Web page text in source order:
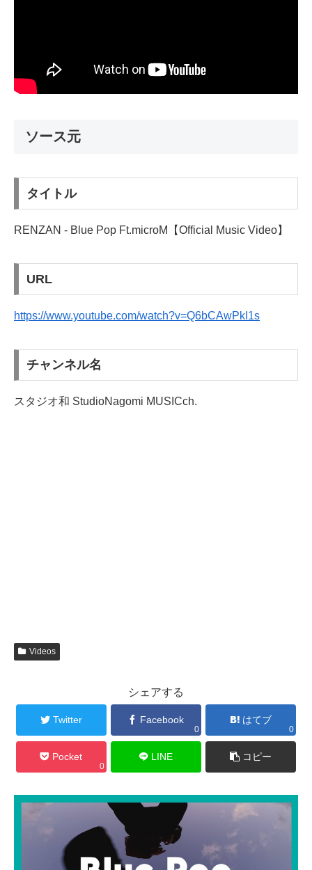
ソース元
タイトル
RENZAN - Blue Pop Ft.microM【Official Music Video】
URL
https://www.youtube.com/watch?v=Q6bCAwPkI1s
チャンネル名
スタジオ和 StudioNagomi MUSICch.
Videos
シェアする
Twitter Facebook
0
はてブ
0
Pocket
0
LINE コピー